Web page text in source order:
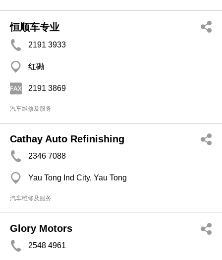
恒顺车专业
2191 3933
红磡
2191 3869
汽车维修及服务
Cathay Auto Refinishing
2346 7088
Yau Tong Ind City, Yau Tong
汽车维修及服务
Glory Motors
2548 4961